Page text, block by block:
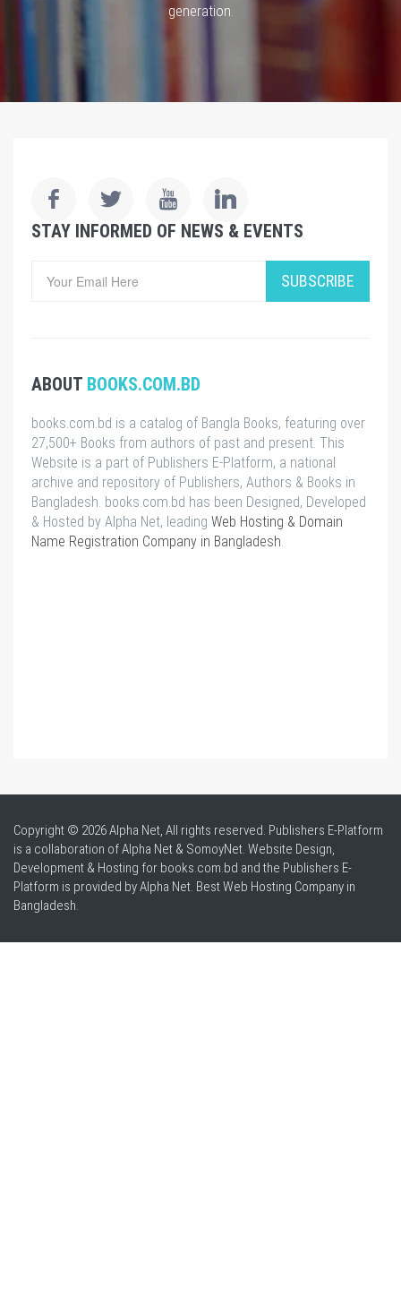
generation.
STAY INFORMED OF NEWS & EVENTS
SUBSCRIBE
ABOUT BOOKS.COM.BD
books.com.bd is a catalog of Bangla Books, featuring over
27,500+ Books from authors of past and present. This
Website is a part of Publishers E-Platform, a national
archive and repository of Publishers, Authors & Books in
Bangladesh. books.com.bd has been Designed, Developed
& Hosted by Alpha Net, leading Web Hosting & Domain
Name Registration Company in Bangladesh.
Copyright © 2026 Alpha Net, All rights reserved. Publishers E-Platform
is a collaboration of Alpha Net & SomoyNet. Website Design,
Development & Hosting for books.com.bd and the Publishers E-
Platform is provided by Alpha Net. BestWeb Hosting Company in
Bangladesh.